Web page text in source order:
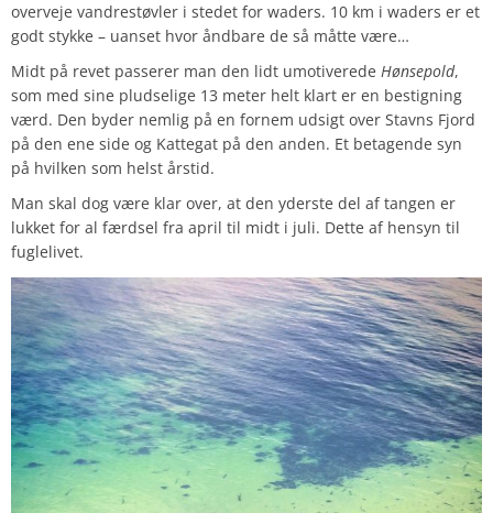
overveje vandrestøvler i stedet for waders. 10 km i waders er et
godt stykke – uanset hvor åndbare de så måtte være…
Midt på revet passerer man den lidt umotiverede Hønsepold,
som med sine pludselige 13 meter helt klart er en bestigning
værd. Den byder nemlig på en fornem udsigt over Stavns Fjord
på den ene side og Kattegat på den anden. Et betagende syn
på hvilken som helst årstid.
Man skal dog være klar over, at den yderste del af tangen er
lukket for al færdsel fra april til midt i juli. Dette af hensyn til
fuglelivet.